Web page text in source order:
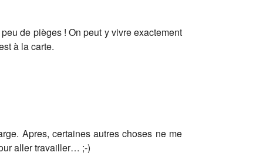
de pièges ! On peut y vivre exactement
à la carte.
Apres, certaines autres choses ne me
aller travailler… ;-)